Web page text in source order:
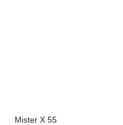
Mister X 55